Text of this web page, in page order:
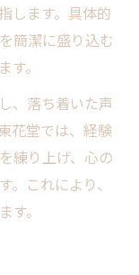
します。具体的
簡潔に盛り込む
。
、落ち着いた声
花堂では、経験
練り上げ、心の
これにより、
。